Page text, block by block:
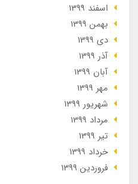
اسفند 1399
بهمن 1399
دی 1399
آذر 1399
آبان 1399
مهر 1399
شهریور 1399
مرداد 1399
تير 1399
خرداد 1399
فروردین 1399